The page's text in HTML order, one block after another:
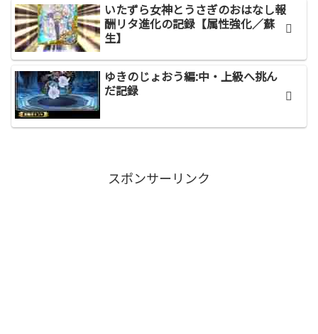
いたずら女神とうさぎのおはなし報
酬リタ進化の記録【属性強化／蘇
生】
ゆきのじょおう編:中・上級へ挑ん
だ記録
スポンサーリンク